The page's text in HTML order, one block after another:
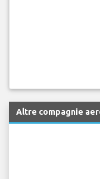
Altre compagnie